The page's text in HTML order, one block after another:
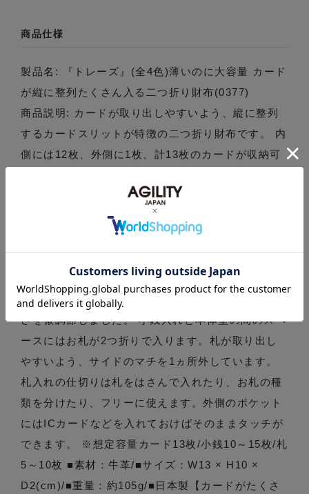
商品仕様
製品名: 『トレーズ』(全4色)薄いのに大容量 カード
が縦に整列たくさん入る二つ折り財布(0377)
商品説明: カードが取り出しやすいよう、縦に整列
するカードスリットが特徴の二つ折り財布です。 内
側には12枚、外側に1枚、計13枚のカードが収納可
自のカードスリットの構造を採用しており、カード
の出し入れをしやすくするために、斜めのカッティ
ングにしています。 小銭入れはオープンタイプ。取
ました。 本体ファスナーを閉じた状態なら振っても
他のスペースに飛び出さないように、小銭入れの高
さを微調節しました。 小銭入れと本体壁の間のスペ
ースにはお札が2つ折りで入ります。札が取り出し
やすいよう、サイドのマチを1ヵ所外しています。
札入れの仕切りは札をはさんで入れたり、お札の種
類を分けたり、フリーに使えます。外側のポケット
にはICカードなどを入れておけばそのままタッチが
できます。 ※想定容量カード13枚/小銭10～15枚/札
5～10枚 ■素材：牛革/■サイズ：W13 × H10 ×
D2(cm)/■重量：約105g/■日本製【カードがたくさ